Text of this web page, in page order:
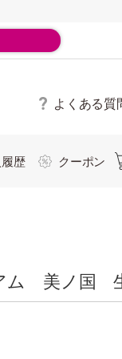
よくある質
歴 クーポン
ム 美ノ国